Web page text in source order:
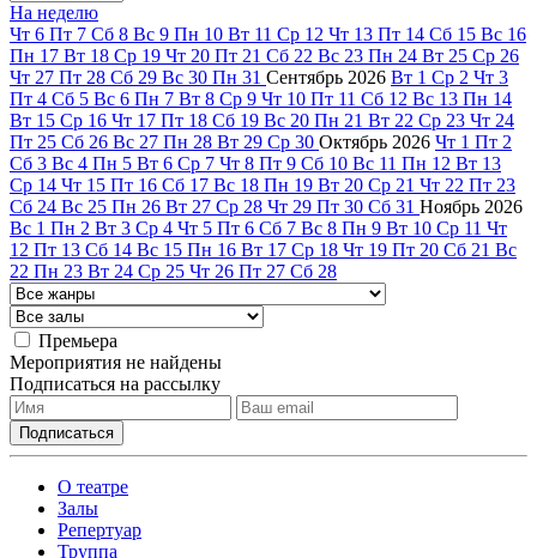
На неделю
Чт 6 Пт 7 Сб 8 Вс 9 Пн 10 Вт 11 Ср 12 Чт 13 Пт 14 Сб 15 Вс 16
Пн 17 Вт 18 Ср 19 Чт 20 Пт 21 Сб 22 Вс 23 Пн 24 Вт 25 Ср 26
Чт 27 Пт 28 Сб 29 Вс 30 Пн 31 Сентябрь 2026 Вт 1 Ср 2 Чт 3
Пт 4 Сб 5 Вс 6 Пн 7 Вт 8 Ср 9 Чт 10 Пт 11 Сб 12 Вс 13 Пн 14
Вт 15 Ср 16 Чт 17 Пт 18 Сб 19 Вс 20 Пн 21 Вт 22 Ср 23 Чт 24
Пт 25 Сб 26 Вс 27 Пн 28 Вт 29 Ср 30 Октябрь 2026 Чт 1 Пт 2
Сб 3 Вс 4 Пн 5 Вт 6 Ср 7 Чт 8 Пт 9 Сб 10 Вс 11 Пн 12 Вт 13
Ср 14 Чт 15 Пт 16 Сб 17 Вс 18 Пн 19 Вт 20 Ср 21 Чт 22 Пт 23
Сб 24 Вс 25 Пн 26 Вт 27 Ср 28 Чт 29 Пт 30 Сб 31 Ноябрь 2026
Вс 1 Пн 2 Вт 3 Ср 4 Чт 5 Пт 6 Сб 7 Вс 8 Пн 9 Вт 10 Ср 11 Чт
12 Пт 13 Сб 14 Вс 15 Пн 16 Вт 17 Ср 18 Чт 19 Пт 20 Сб 21 Вс
22 Пн 23 Вт 24 Ср 25 Чт 26 Пт 27 Сб 28
Премьера
Мероприятия не найдены
Подписаться на рассылку
О театре
Залы
Репертуар
Труппа